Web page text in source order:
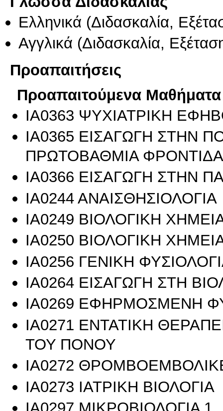
Ελληνικά (Διδασκαλία,
Αγγλικά (Διδασκαλία,
Προαπαιτήσεις
Προαπαιτούμενα Μαθήματα
ΙΑ0363 ΨΥΧΙΑΤΡΙΚΗ
ΙΑ0365 ΕΙΣΑΓΩΓΗ ΣΤΗΝ
ΠΡΩΤΟΒΑΘΜΙΑ ΦΡΟΝΤΙΔΑ
ΙΑ0366 ΕΙΣΑΓΩΓΗ ΣΤΗΝ
ΙΑ0244 ΑΝΑΙΣΘΗΣΙΟΛΟΓΙΑ
ΙΑ0249 ΒΙΟΛΟΓΙΚΗ
ΙΑ0250 ΒΙΟΛΟΓΙΚΗ
ΙΑ0256 ΓΕΝΙΚΗ
ΙΑ0264 ΕΙΣΑΓΩΓΗ ΣΤΗ
ΙΑ0269 ΕΦΗΡΜΟΣΜΕΝΗ
ΙΑ0271 ΕΝΤΑΤΙΚΗ
ΤΟΥ ΠΟΝΟΥ
ΙΑ0272
ΙΑ0273 ΙΑΤΡΙΚΗ ΒΙΟΛΟΓΙΑ